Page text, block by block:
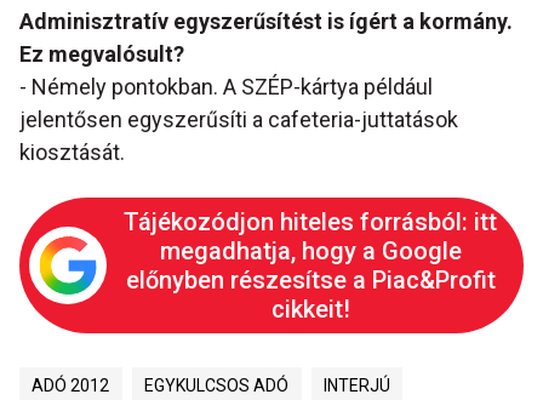
Adminisztratív egyszerűsítést is ígért a kormány.
Ez megvalósult?
- Némely pontokban. A SZÉP-kártya például
jelentősen egyszerűsíti a cafeteria-juttatások
kiosztását.
Tájékozódjon hiteles forrásból: itt
megadhatja, hogy a Google
előnyben részesítse a Piac&Profit
cikkeit!
ADÓ 2012 EGYKULCSOS ADÓ INTERJÚ